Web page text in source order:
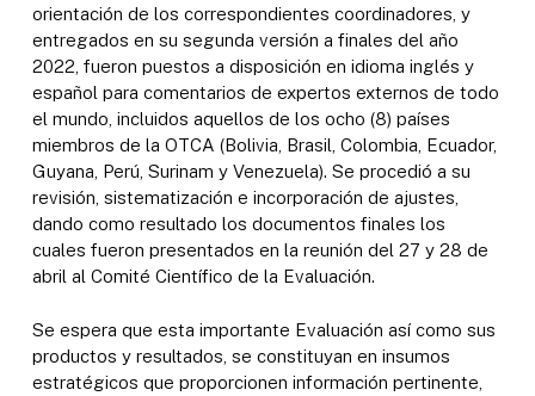
orientación de los correspondientes coordinadores, y
entregados en su segunda versión a finales del año
2022, fueron puestos a disposición en idioma inglés y
español para comentarios de expertos externos de todo
el mundo, incluidos aquellos de los ocho (8) países
miembros de la OTCA (Bolivia, Brasil, Colombia, Ecuador,
Guyana, Perú, Surinam y Venezuela). Se procedió a su
revisión, sistematización e incorporación de ajustes,
dando como resultado los documentos finales los
cuales fueron presentados en la reunión del 27 y 28 de
abril al Comité Científico de la Evaluación.
Se espera que esta importante Evaluación así como sus
productos y resultados, se constituyan en insumos
estratégicos que proporcionen información pertinente,